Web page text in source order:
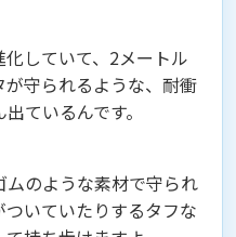
していて、2メートル
守られるような、耐衝
ているんです。
のような素材で守られ
いていたりするタフな